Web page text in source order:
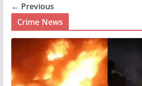
← Previous
Crime News